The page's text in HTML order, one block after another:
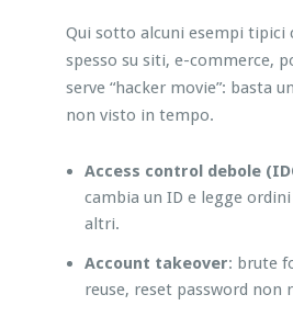
Qui sotto alcuni esempi tipici
spesso su siti, e-commerce,
serve “hacker movie”: basta
non visto in tempo.
Access control debole
cambia un ID e legge
altri.
Account takeover: brute
reuse, reset password non